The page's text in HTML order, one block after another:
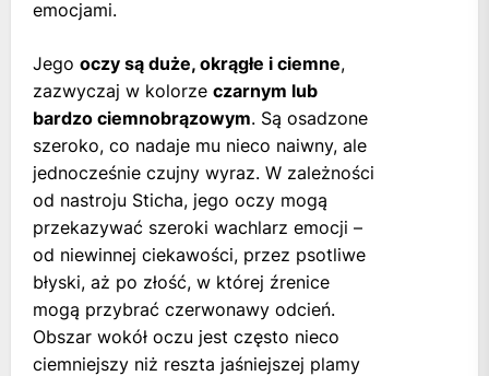
emocjami.
Jego oczy są duże, okrągłe i ciemne,
zazwyczaj w kolorze czarnym lub
bardzo ciemnobrązowym. Są osadzone
szeroko, co nadaje mu nieco naiwny, ale
jednocześnie czujny wyraz. W zależności
od nastroju Sticha, jego oczy mogą
przekazywać szeroki wachlarz emocji –
od niewinnej ciekawości, przez psotliwe
błyski, aż po złość, w której źrenice
mogą przybrać czerwonawy odcień.
Obszar wokół oczu jest często nieco
ciemniejszy niż reszta jaśniejszej plamy